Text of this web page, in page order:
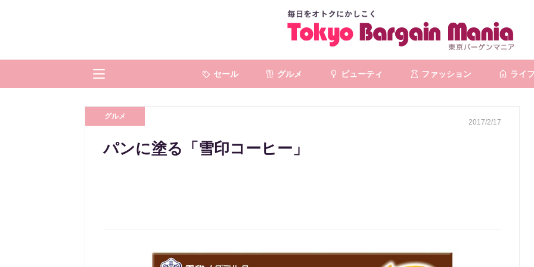
セール グルメ ビューティ ファッション ライフ
グルメ
2017/2/17
パンに塗る「雪印コーヒー」